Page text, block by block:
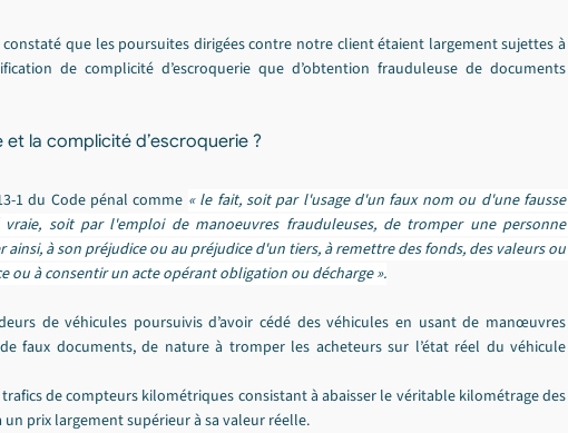
constaté que les poursuites dirigées contre notre client étaient largement sujettes à
de complicité d’escroquerie que d’obtention frauduleuse de documents
la complicité d’escroquerie ?
1 du Code pénal comme « le fait, soit par l'usage d'un faux nom ou d'une fausse
soit par l'emploi de manoeuvres frauduleuses, de tromper une personne
à son préjudice ou au préjudice d'un tiers, à remettre des fonds, des valeurs ou
ou à consentir un acte opérant obligation ou décharge ».
de véhicules poursuivis d’avoir cédé des véhicules en usant de manœuvres
faux documents, de nature à tromper les acheteurs sur l’état réel du véhicule
de compteurs kilométriques consistant à abaisser le véritable kilométrage des
prix largement supérieur à sa valeur réelle.